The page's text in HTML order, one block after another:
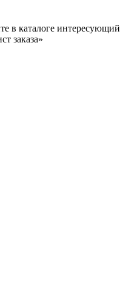
в каталоге интересующий
заказа»